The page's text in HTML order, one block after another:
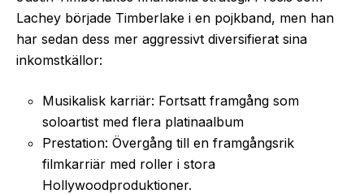
Lachey började Timberlake i en pojkband, men han
har sedan dess mer aggressivt diversifierat sina
inkomstkällor:
Musikalisk karriär: Fortsatt framgång som
soloartist med flera platinaalbum
Prestation: Övergång till en framgångsrik
filmkarriär med roller i stora
Hollywoodproduktioner.